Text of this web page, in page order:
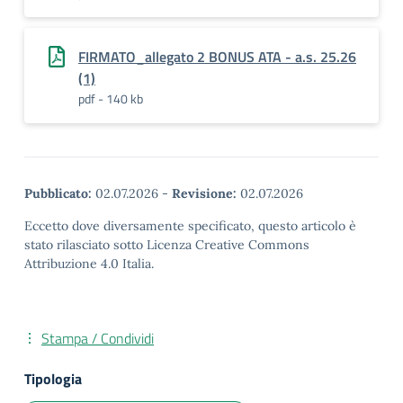
FIRMATO_allegato 2 BONUS ATA - a.s. 25.26
(1)
pdf - 140 kb
Pubblicato: 02.07.2026 - Revisione: 02.07.2026
Eccetto dove diversamente specificato, questo articolo è
stato rilasciato sotto Licenza Creative Commons
Attribuzione 4.0 Italia.
Stampa / Condividi
Tipologia